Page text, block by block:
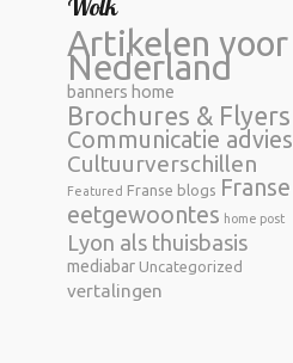
Wolk
Artikelen voor
Nederland
banners home
Brochures & Flyers
Communicatie advies
Cultuurverschillen
Featured Franse blogs Franse
eetgewoontes home post
Lyon als thuisbasis
mediabar Uncategorized
vertalingen